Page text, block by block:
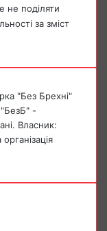
не поділяти
за зміст
"Без Брехні"
-
Власник: